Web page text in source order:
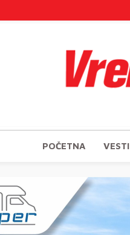
POČETNA VESTI